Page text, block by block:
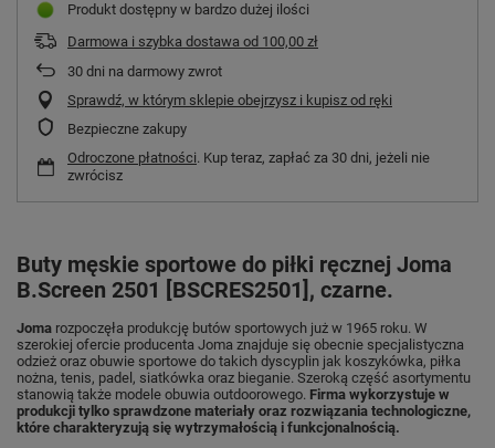
Produkt dostępny w bardzo dużej ilości
Darmowa i szybka dostawa od 100,00 zł
30 dni na darmowy zwrot
Sprawdź, w którym sklepie obejrzysz i kupisz od ręki
Bezpieczne zakupy
Odroczone płatności. Kup teraz, zapłać za 30 dni, jeżeli nie
zwrócisz
Buty męskie sportowe do piłki ręcznej Joma
B.Screen 2501 [BSCRES2501], czarne.
Joma rozpoczęła produkcję butów sportowych już w 1965 roku. W
szerokiej ofercie producenta Joma znajduje się obecnie specjalistyczna
odzież oraz obuwie sportowe do takich dyscyplin jak koszykówka, piłka
nożna, tenis, padel, siatkówka oraz bieganie. Szeroką część asortymentu
stanowią także modele obuwia outdoorowego. Firma wykorzystuje w
produkcji tylko sprawdzone materiały oraz rozwiązania technologiczne,
które charakteryzują się wytrzymałością i funkcjonalnością.